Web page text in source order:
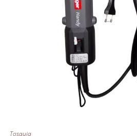
Tosquia